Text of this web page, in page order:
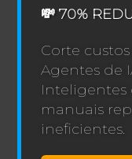
💸 70%
Corte
Agentes de
Inteligentes
manuais
ineficientes.